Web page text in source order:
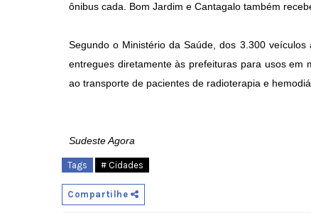
ônibus cada. Bom Jardim e Cantagalo também
Segundo o Ministério da Saúde, dos 3.300
entregues diretamente às prefeituras para usos em
ao transporte de pacientes de radioterapia e
Sudeste Agora
Tags # Cidades
Compartilhe